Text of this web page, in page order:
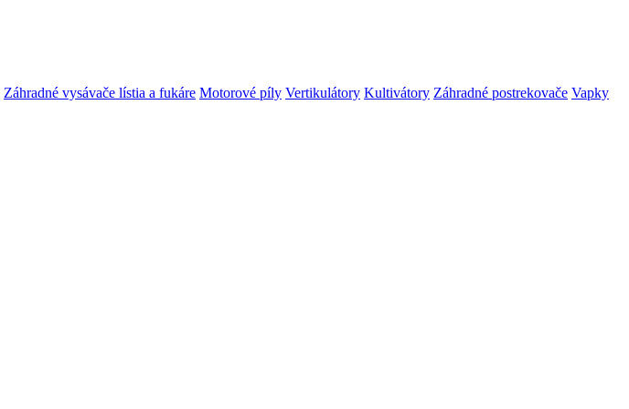
Záhradné vysávače lístia a fukáre Motorové píly Vertikulátory Kultivátory Záhradné postrekovače Vapky